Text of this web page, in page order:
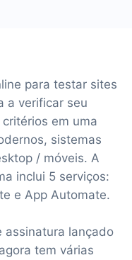
para testar sites
a verificar seu
em uma
sistemas
/ móveis. A
inclui 5 serviços:
e App Automate.
assinatura lançado
tem várias